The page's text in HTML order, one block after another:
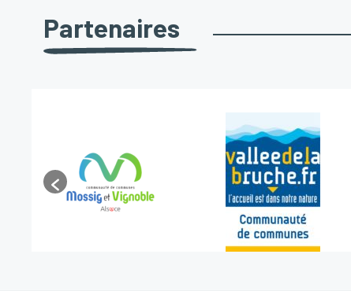
Partenaires